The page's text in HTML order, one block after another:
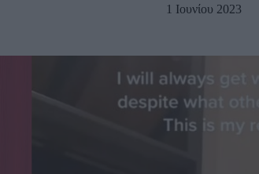
ΒΟΞ
1 Ιουνίου 2023